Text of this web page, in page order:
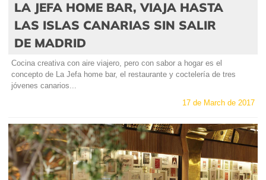
LA JEFA HOME BAR, VIAJA HASTA
LAS ISLAS CANARIAS SIN SALIR
DE MADRID
Cocina creativa con aire viajero, pero con sabor a hogar es el
concepto de La Jefa home bar, el restaurante y coctelería de tres
jóvenes canarios...
17 de March de 2017